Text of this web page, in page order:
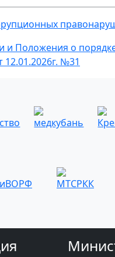
и Положения о
№31